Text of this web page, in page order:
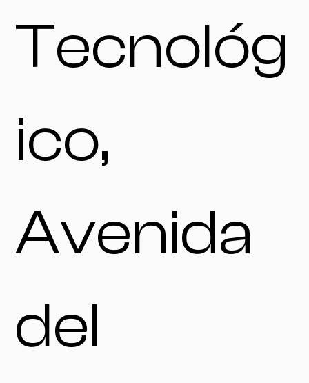
Tecnológ
ico,
Avenida
del